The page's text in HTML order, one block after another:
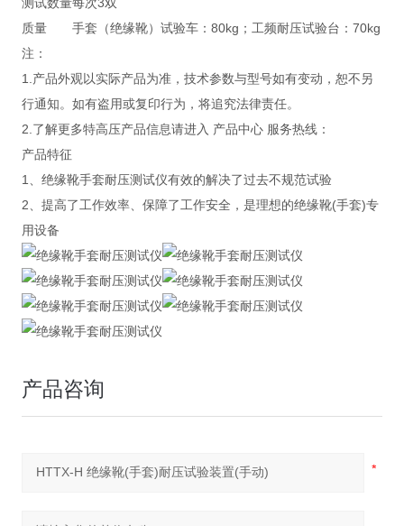
测试数量每次3双
质量
手套（绝缘靴）试验车：80kg；工频耐压试验台：70kg
注：
1.产品外观以实际产品为准，技术参数与型号如有变动，恕不另
行通知。如有盗用或复印行为，将追究法律责任。
2.了解更多特高压产品信息请进入 产品中心 服务热线：
产品特征
1、绝缘靴手套耐压测试仪有效的解决了过去不规范试验
2、提高了工作效率、保障了工作安全，是理想的绝缘靴(手套)专
用设备
产品咨询